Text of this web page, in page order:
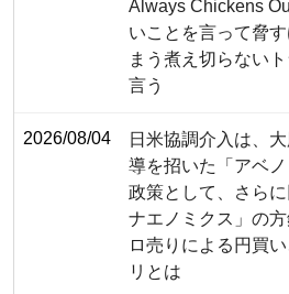
Always Chickens
いことを言って脅
まう煮え切らない
言う
2026/08/04
日米協調介入は、
導を招いた「アベ
政策として、さら
ナエノミクス」の
ロ売りによる円買
リとは